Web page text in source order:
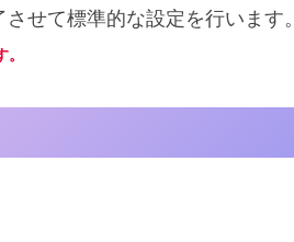
せて標準的な設定を行います。